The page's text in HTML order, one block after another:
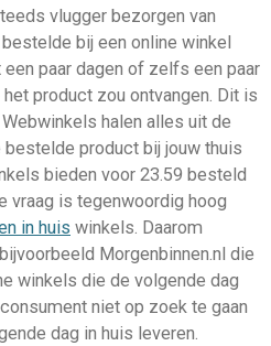
vlugger bezorgen van
bij een online winkel
paar dagen of zelfs een paar
product zou ontvangen. Dit is
halen alles uit de
product bij jouw thuis
bieden voor 23.59 besteld
vraag is tegenwoordig hoog
in huis winkels. Daarom
Morgenbinnen.nl die
winkels die de volgende dag
niet op zoek te gaan
dag in huis leveren.